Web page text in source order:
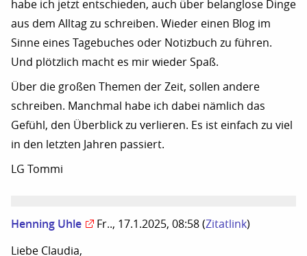
habe ich jetzt entschieden, auch über belanglose Dinge
aus dem Alltag zu schreiben. Wieder einen Blog im
Sinne eines Tagebuches oder Notizbuch zu führen.
Und plötzlich macht es mir wieder Spaß.
Über die großen Themen der Zeit, sollen andere
schreiben. Manchmal habe ich dabei nämlich das
Gefühl, den Überblick zu verlieren. Es ist einfach zu viel
in den letzten Jahren passiert.
LG Tommi
Henning Uhle Fr.., 17.1.2025, 08:58 (Zitatlink)
Liebe Claudia,